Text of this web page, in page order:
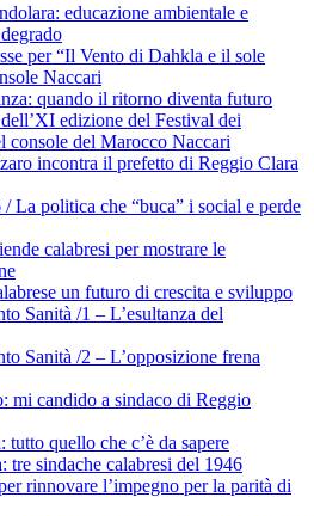
educazione ambientale e
per “Il Vento di Dahkla e il sole
Naccari
quando il ritorno diventa futuro
edizione del Festival dei
console del Marocco Naccari
incontra il prefetto di Reggio Clara
La politica che “buca” i social e perde
calabresi per mostrare le
un futuro di crescita e sviluppo
Sanità /1 – L’esultanza del
Sanità /2 – L’opposizione frena
mi candido a sindaco di Reggio
quello che c’è da sapere
tre sindache calabresi del 1946
rinnovare l’impegno per la parità di